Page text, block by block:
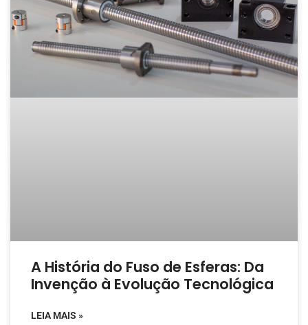
A História do Fuso de Esferas: Da
Invenção à Evolução Tecnológica
LEIA MAIS »